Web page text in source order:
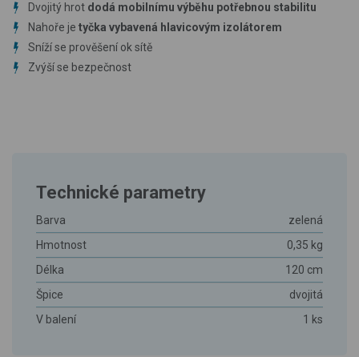
Dvojitý hrot dodá mobilnímu výběhu potřebnou stabilitu
Nahoře je tyčka vybavená hlavicovým izolátorem
Sníží se prověšení ok sítě
Zvýší se bezpečnost
Technické parametry
Barva
zelená
Hmotnost
0,35 kg
Délka
120 cm
Špice
dvojitá
V balení
1 ks